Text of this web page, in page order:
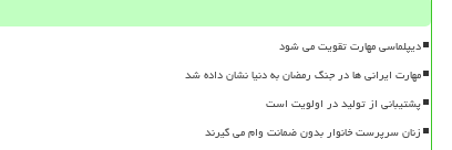
دیپلماسی مهارت تقویت می شود
مهارت ایرانی ها در جنگ رمضان به دنیا نشان داده شد
پشتیبانی از تولید در اولویت است
زنان سرپرست خانوار بدون ضمانت وام می گیرند